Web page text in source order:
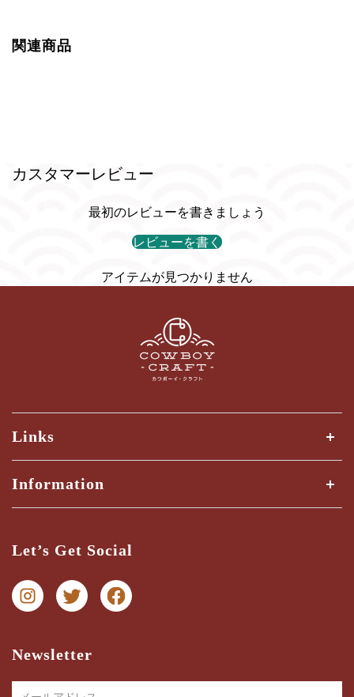
関連商品
カスタマーレビュー
最初のレビューを書きましょう
レビューを書く
アイテムが見つかりません
Links
全ての商品
商品検索
Information
納期・配送ガイド
プライバシー
特商法に関する表記
Let’s Get Social
Newsletter